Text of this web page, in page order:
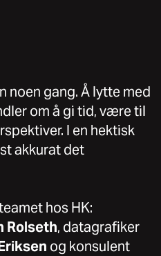
noen gang. Å lytte med
om å gi tid, være til
I en hektisk
akkurat det
hos HK:
Rolseth, datagrafiker
og konsulent